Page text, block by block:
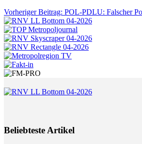
Vorheriger Beitrag: POL-PDLU: Falscher
Beliebteste Artikel